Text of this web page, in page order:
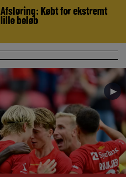
Afsløring: Købt for ekstremt
lille beløb
►